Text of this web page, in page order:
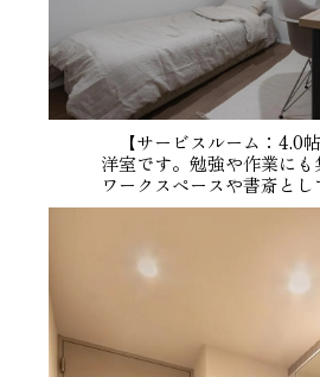
【サービスルーム：4.0
洋室です。勉強や作業にも
ワークスペースや書斎とし